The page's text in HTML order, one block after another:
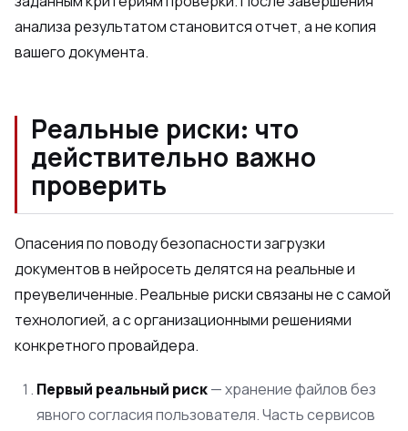
анализа результатом становится отчет, а не копия
вашего документа.
Реальные риски: что
действительно важно
проверить
Опасения по поводу безопасности загрузки
документов в нейросеть делятся на реальные и
преувеличенные. Реальные риски связаны не с самой
технологией, а с организационными решениями
конкретного провайдера.
Первый реальный риск— хранение файлов без
явного согласия пользователя. Часть сервисов